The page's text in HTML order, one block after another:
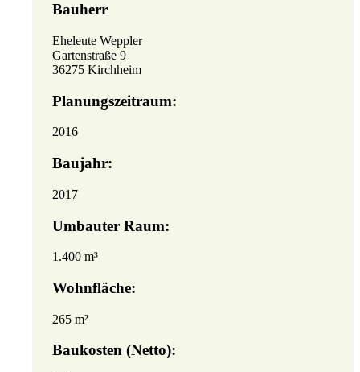
Bauherr
Eheleute Weppler
Gartenstraße 9
36275 Kirchheim
Planungszeitraum:
2016
Baujahr:
2017
Umbauter Raum:
1.400 m³
Wohnfläche:
265 m²
Baukosten (Netto):